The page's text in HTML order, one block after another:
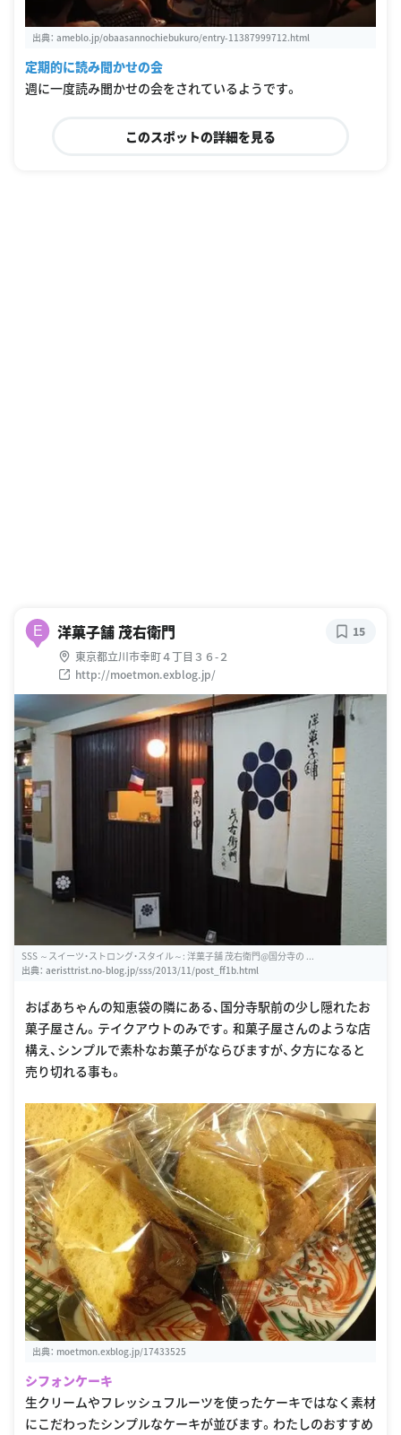
出典： ameblo.jp/obaasannochiebukuro/entry-11387999712.html
定期的に読み聞かせの会
週に一度読み聞かせの会をされているようです。
このスポットの詳細を見る
E 洋菓子舗 茂右衛門
東京都立川市幸町４丁目３６-２
http://moetmon.exblog.jp/
15
SSS ～スイーツ・ストロング・スタイル～: 洋菓子舗 茂右衛門@国分寺の ...
出典： aeristtrist.no-blog.jp/sss/2013/11/post_ff1b.html
おばあちゃんの知恵袋の隣にある、国分寺駅前の少し隠れたお
菓子屋さん。テイクアウトのみです。和菓子屋さんのような店
構え、シンプルで素朴なお菓子がならびますが、夕方になると
売り切れる事も。
出典： moetmon.exblog.jp/17433525
シフォンケーキ
生クリームやフレッシュフルーツを使ったケーキではなく素材
にこだわったシンプルなケーキが並びます。わたしのおすすめ